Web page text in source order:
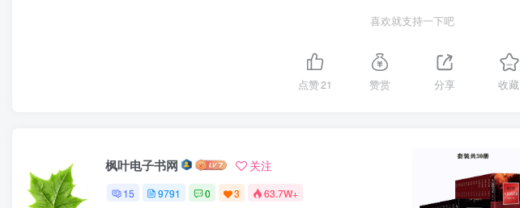
喜欢就支持一下吧
点赞21 赞赏 分享 收藏
枫叶电子书网 关注
15 9791 0 3 63.7W+